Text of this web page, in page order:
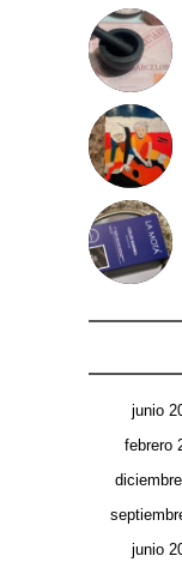
junio
febrero
junio